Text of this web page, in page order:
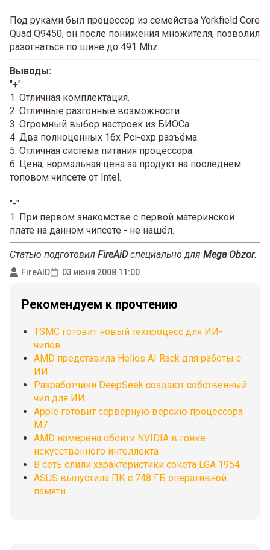
Под руками был процессор из семейства Yorkfield Core
Quad Q9450, он после понижения множителя, позволил
разогнаться по шине до 491 Mhz.
Выводы:
"+":
1. Отличная комплектация.
2. Отличные разгонные возможности.
3. Огромный выбор настроек из БИОСа.
4. Два полноценных 16x Pci-exp разъёма.
5. Отличная система питания процессора.
6. Цена, нормальная цена за продукт на последнем
топовом чипсете от Intel.
"-":
1. При первом знакомстве с первой материнской
плате на данном чипсете - не нашёл.
Статью подготовил FireAiDспециально для Mega Obzor.
FireAID 03 июня 2008 11:00
Рекомендуем к прочтению
TSMC готовит новый техпроцесс для ИИ-
чипов
AMD представила Helios AI Rack для работы с
ИИ
Разработчики DeepSeek создают собственный
чип для ИИ
Apple готовит серверную версию процессора
M7
AMD намерена обойти NVIDIA в гонке
искусственного интеллекта
В сеть слили характеристики сокета LGA 1954
ASUS выпустила ПК с 748 ГБ оперативной
памяти